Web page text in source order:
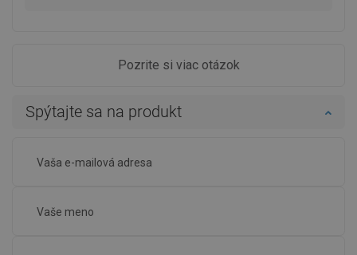
Pozrite si viac otázok
Spýtajte sa na produkt